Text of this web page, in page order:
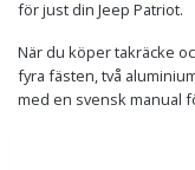
för just din Jeep Patriot.
När du köper takräcke
fyra fästen, två
med en svensk manual